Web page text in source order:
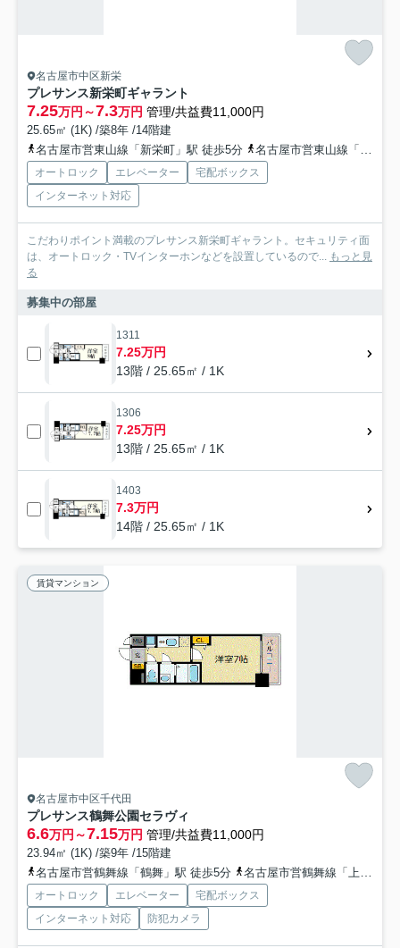
名古屋市中区新栄
プレサンス新栄町ギャラント
7.25万円～7.3万円 管理/共益費11,000円
25.65㎡ (1K) /築8年 /14階建
名古屋市営東山線「新栄町」駅 徒歩5分
名古屋市営東山線「千種」駅 徒歩7分
オートロック エレベーター
宅配ボックス
インターネット対応
こだわりポイント満載のプレサンス新栄町ギャラント。セキュリティ面
は、オートロック・TVインターホンなどを設置しているので... もっと見
る
募集中の部屋
1311
7.25万円
13階 / 25.65㎡ / 1K
1306
7.25万円
13階 / 25.65㎡ / 1K
1403
7.3万円
14階 / 25.65㎡ / 1K
賃貸マンション
名古屋市中区千代田
プレサンス鶴舞公園セラヴィ
6.6万円～7.15万円 管理/共益費11,000円
23.94㎡ (1K) /築9年 /15階建
名古屋市営鶴舞線「鶴舞」駅 徒歩5分
名古屋市営鶴舞線「上前津」駅 徒歩10分
オートロック エレベーター
宅配ボックス
インターネット対応
防犯カメラ